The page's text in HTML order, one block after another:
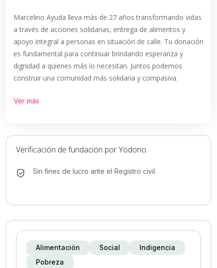
Marcelino Ayuda lleva más de 27 años transformando vidas
a través de acciones solidarias, entrega de alimentos y
apoyo integral a personas en situación de calle. Tu donación
es fundamental para continuar brindando esperanza y
dignidad a quienes más lo necesitan. Juntos podemos
construir una comunidad más solidaria y compasiva.
Ver más
Verificación de fundación por Yodono.
Sin fines de lucro ante el Registro civil.
Alimentación Social
Indigencia
Pobreza